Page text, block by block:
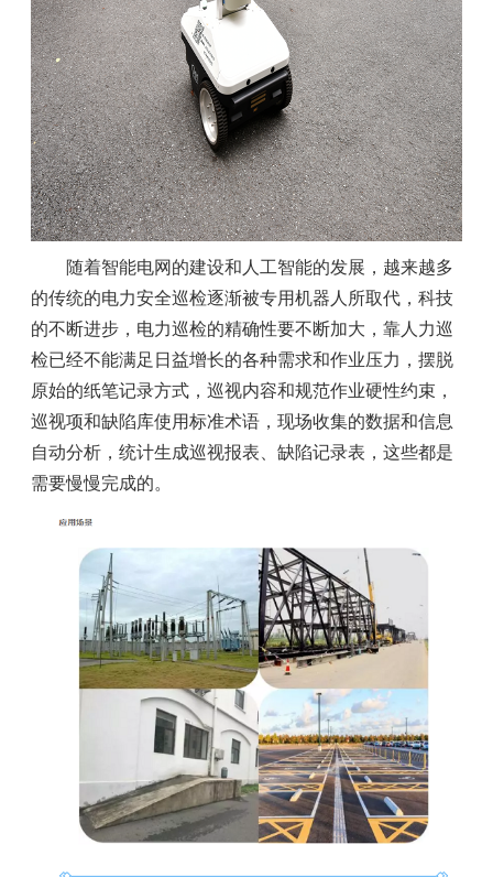
随着智能电网的建设和人工智能的发展，越来越多
的传统的电力安全巡检逐渐被专用机器人所取代，科技
的不断进步，电力巡检的精确性要不断加大，靠人力巡
检已经不能满足日益增长的各种需求和作业压力，摆脱
原始的纸笔记录方式，巡视内容和规范作业硬性约束，
巡视项和缺陷库使用标准术语，现场收集的数据和信息
自动分析，统计生成巡视报表、缺陷记录表，这些都是
需要慢慢完成的。